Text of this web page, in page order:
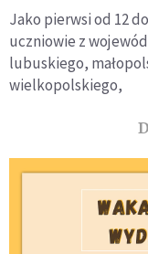
Jako pierwsi od 12
uczniowie z
lubuskiego,
wielkopolskiego,